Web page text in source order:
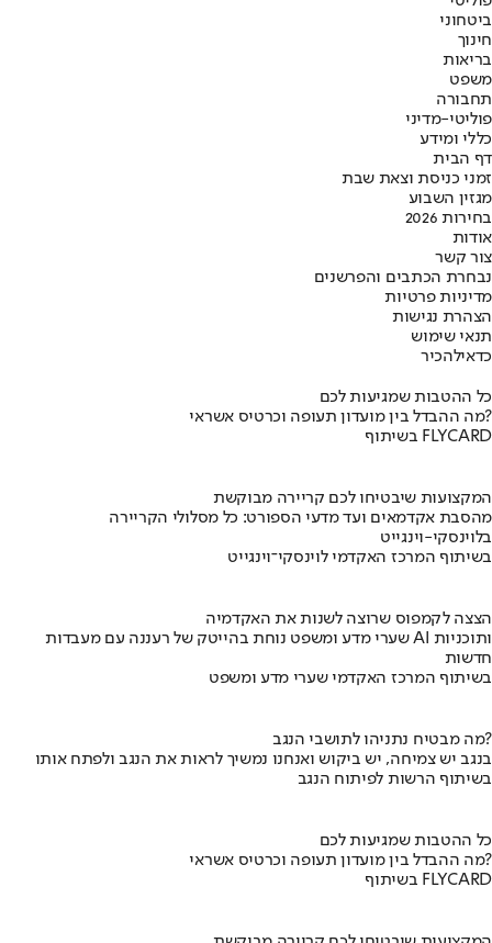
ביטחוני
חינוך
בריאות
משפט
תחבורה
פוליטי-מדיני
כללי ומידע
דף הבית
זמני כניסת וצאת שבת
מגזין השבוע
בחירות 2026
אודות
צור קשר
נבחרת הכתבים והפרשנים
מדיניות פרטיות
הצהרת נגישות
תנאי שימוש
כדאילהכיר
כל ההטבות שמגיעות לכם
מה ההבדל בין מועדון תעופה וכרטיס אשראי?
בשיתוף FLYCARD
המקצועות שיבטיחו לכם קריירה מבוקשת
מהסבת אקדמאים ועד מדעי הספורט: כל מסלולי הקריירה
בלוינסקי-וינגייט
בשיתוף המרכז האקדמי לוינסקי־וינגייט
הצצה לקמפוס שרוצה לשנות את האקדמיה
שערי מדע ומשפט נוחת בהייטק של רעננה עם מעבדות AI ותוכניות
חדשות
בשיתוף המרכז האקדמי שערי מדע ומשפט
מה מבטיח נתניהו לתושבי הנגב?
בנגב יש צמיחה, יש ביקוש ואנחנו נמשיך לראות את הנגב ולפתח אותו
בשיתוף הרשות לפיתוח הנגב
כל ההטבות שמגיעות לכם
מה ההבדל בין מועדון תעופה וכרטיס אשראי?
בשיתוף FLYCARD